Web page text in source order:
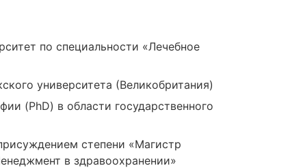
по специальности «Лечебное
университета (Великобритания)
(PhD) в области государственного
степени «Магистр
в здравоохранении»